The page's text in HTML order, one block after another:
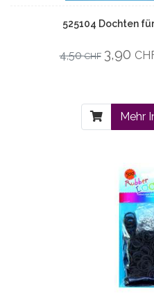
525104 Dochten
4,50CHF 3,90
Mehr